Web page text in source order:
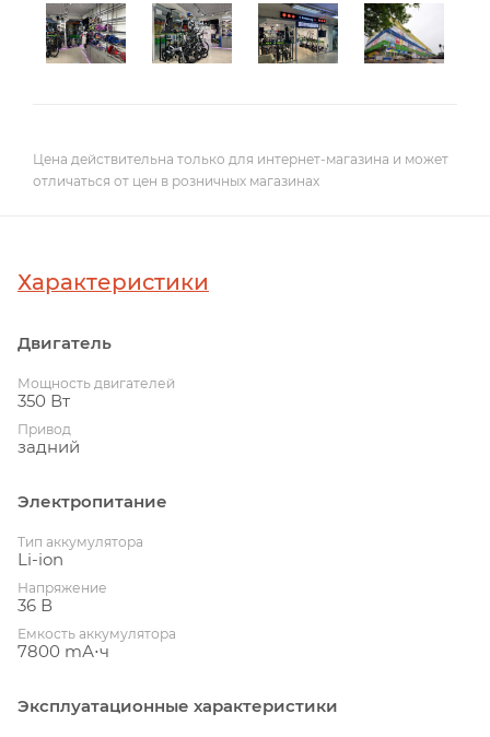
Цена действительна только для интернет-магазина и может
отличаться от цен в розничных магазинах
Характеристики
Двигатель
Мощность двигателей
350 Вт
Привод
задний
Электропитание
Тип аккумулятора
Li-ion
Напряжение
36 В
Емкость аккумулятора
7800 mА⋅ч
Эксплуатационные характеристики